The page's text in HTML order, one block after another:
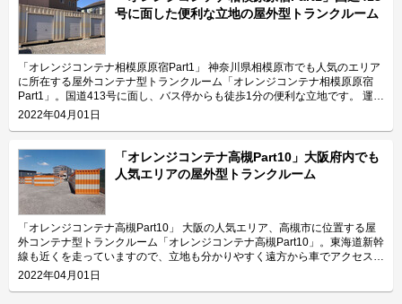
号に面した便利な立地の屋外型トランクルーム
「オレンジコンテナ相模原原宿Part1」 神奈川県相模原市でも人気のエリア
に所在する屋外コンテナ型トランクルーム「オレンジコンテナ相模原原宿
Part1」。国道413号に面し、バス停からも徒歩1分の便利な立地です。 運営
会社は2003年に関西圏から「オレンジコンテナ」をスタートさせたアパル
ルディングス株式会社が運営している「オレンジコンテナ相模原原宿
Part1」の特長や利用用途などをご紹介します。 「オレンジコンテナ相模原
原宿Part1」の特長を教えてください。 「オレンジコンテナ相模原原宿
Part1」に配置されたコンテナは全て平置きになっておりますので、お客様
に安全にご利用頂けます。敷地も広いため、車で横付けして荷物を搬入出す
ることも簡単です。国道413号に面しており、八王子バイパスの相原インタ
ーチェンジなどからもアクセスがしやすい立地となっています。また、徒歩
1分の距離にある原宿停留所は橋本駅へ向かうバスもありますので、車のな
い方でも便利にご利用頂けます。 主にどんな方がご利用されているのでし
ょうか？ 「オレンジコンテナ相模原原宿Part1」の周辺は戸建て住宅が並ぶ
2022年04月01日
「オレンジコンテナ高槻Part10」大阪府内でも
人気エリアの屋外型トランクルーム
「オレンジコンテナ高槻Part10」 大阪の人気エリア、高槻市に位置する屋
外コンテナ型トランクルーム「オレンジコンテナ高槻Part10」。東海道新幹
線も近くを走っていますので、立地も分かりやすく遠方から車でアクセスす
る場合も便利です。 運営会社はアパルトマンホールディングス株式会社。
2022年04月01日